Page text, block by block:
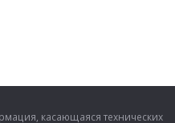
касающаяся технических